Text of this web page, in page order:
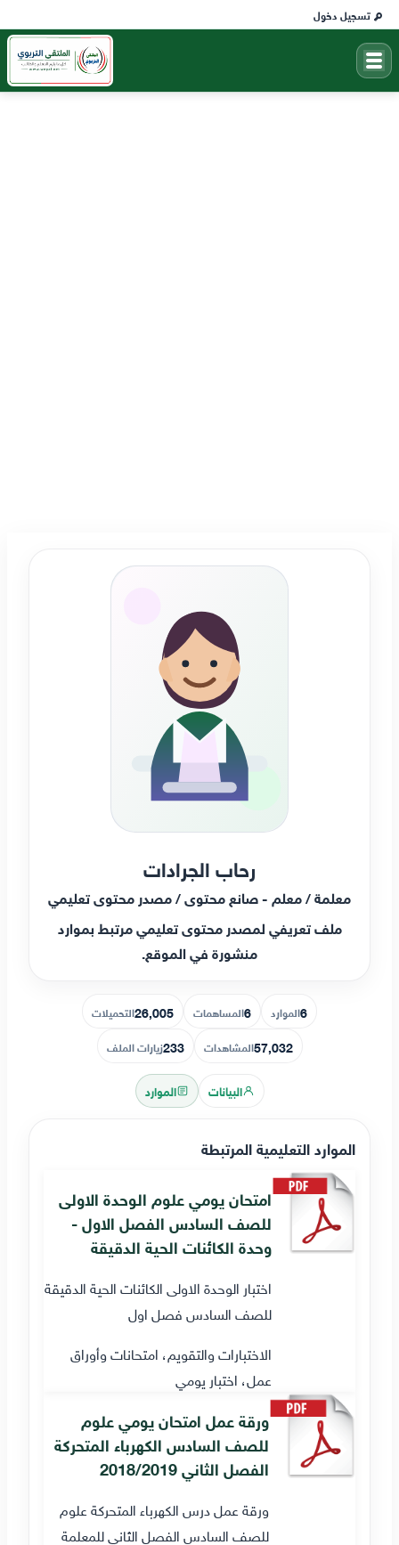
تسجيل دخول
رحاب الجرادات
معلمة / معلم - صانع محتوى / مصدر محتوى تعليمي
ملف تعريفي لمصدر محتوى تعليمي مرتبط بموارد
منشورة في الموقع.
6الموارد 6المساهمات 26,005التحميلات
57,032المشاهدات 233زيارات الملف
البيانات الموارد
الموارد التعليمية المرتبطة
امتحان يومي علوم الوحدة الاولى
للصف السادس الفصل الاول -
وحدة الكائنات الحية الدقيقة
اختبار الوحدة الاولى الكائنات الحية الدقيقة
للصف السادس فصل اول
الاختبارات والتقويم، امتحانات وأوراق
عمل، اختبار يومي
ورقة عمل امتحان يومي علوم
للصف السادس الكهرباء المتحركة
الفصل الثاني 2018/2019
ورقة عمل درس الكهرباء المتحركة علوم
للصف السادس الفصل الثاني للمعلمة